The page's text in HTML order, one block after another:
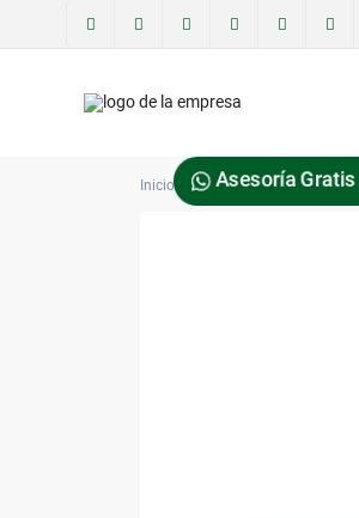
Asesoría
Inicio nathanielmancu